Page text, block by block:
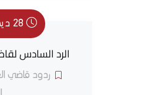
28 ديسمبر، 2017
الرد السادس
ردود قاضي